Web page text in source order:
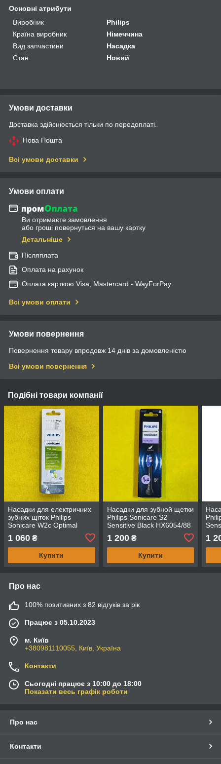
Основні атрибути
Виробник
Philips
Країна виробник
Німеччина
Вид запчастини
Насадка
Стан
Новий
Умови доставки
Доставка здійснюється тільки по передоплаті.
Нова Пошта
Всі умови доставки
Умови оплати
Ви отримаєте замовлення
або гроші повернуться на вашу картку
Детальніше
Післяплата
Оплата на рахунок
Оплата карткою Visa, Mastercard - WayForPay
Всі умови оплати
Умови повернення
Повернення товару впродовж 14 днів за домовленістю
Всі умови повернення
Подібні товари компанії
Насадки для електричних
зубних щіток Philips
Sonicare W2c Optimal
1 060 ₴
Купити
Насадки для зубной щетки
Philips Sonicare S2
Sensitive Black HX6054/88
1 200₴
Купити
1
Про нас
100% позитивних з 82 відгуків за рік
Працює з 05.10.2023
м. Київ
+380981110055, Київ, Україна
Контакти
Сьогодні працює з 10:00 до 18:00
Показати весь графік роботи
Про нас
Контакти